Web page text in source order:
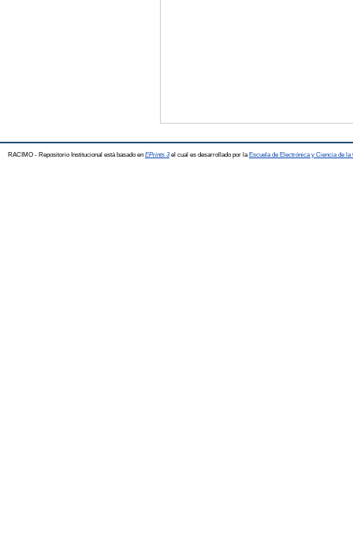
RACIMO - Repositorio Institucional está basado en EPrints 3el cual es desarrollado por la Escuela de Electrónica y Ciencia de la